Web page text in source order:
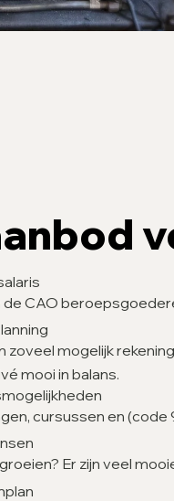
de CAO
zoveel mogelijk
mooi in balans.
cursussen en (code
Er zijn veel